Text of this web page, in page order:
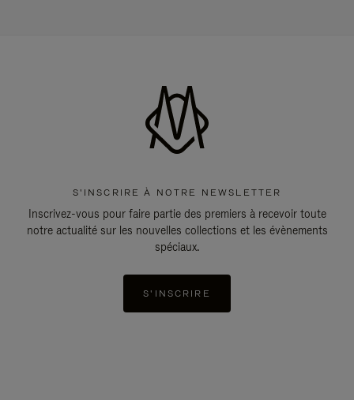
S'INSCRIRE À NOTRE NEWSLETTER
Inscrivez-vous pour faire partie des premiers à recevoir toute
notre actualité sur les nouvelles collections et les évènements
spéciaux.
S'INSCRIRE